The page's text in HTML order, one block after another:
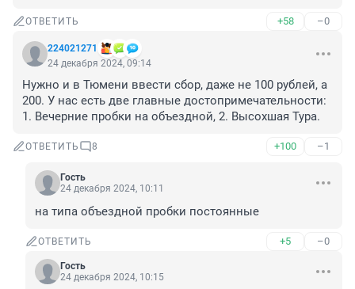
ОТВЕТИТЬ +58 –0
224021271
24 декабря 2024, 09:14
Нужно и в Тюмени ввести сбор, даже не 100 рублей, а
200. У нас есть две главные достопримечательности:
1. Вечерние пробки на объездной, 2. Высохшая Тура.
ОТВЕТИТЬ 8 +100 –1
Гость
24 декабря 2024, 10:11
на типа объездной пробки постоянные
ОТВЕТИТЬ +5 –0
Гость
24 декабря 2024, 10:15